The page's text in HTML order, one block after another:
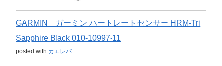
GARMIN ガーミン ハートレートセンサー HRM-Tri
Sapphire Black 010-10997-11
posted with カエレバ